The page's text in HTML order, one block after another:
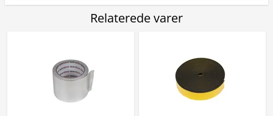
Relaterede varer